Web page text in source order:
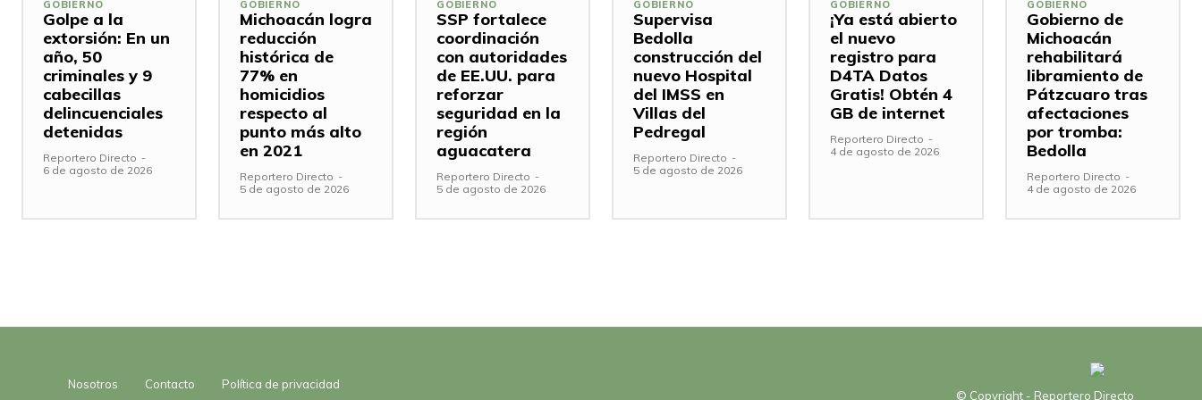
GOBIERNO
Golpe a la
extorsión: En un
año, 50
criminales y 9
cabecillas
delincuenciales
detenidas
Reportero Directo -
6 de agosto de 2026
GOBIERNO
Michoacán logra
reducción
histórica de
77% en
homicidios
respecto al
punto más alto
en 2021
Reportero Directo -
5 de agosto de 2026
GOBIERNO
SSP fortalece
coordinación
con autoridades
de EE.UU. para
reforzar
seguridad en la
región
aguacatera
Reportero Directo -
5 de agosto de 2026
GOBIERNO
Supervisa
Bedolla
construcción del
nuevo Hospital
del IMSS en
Villas del
Pedregal
Reportero Directo -
5 de agosto de 2026
GOBIERNO
¡Ya está abierto
el nuevo
registro para
D4TA Datos
Gratis! Obtén 4
GB de internet
Reportero Directo -
4 de agosto de 2026
GOBIERNO
Gobierno de
Michoacán
rehabilitará
libramiento de
Pátzcuaro tras
afectaciones
por tromba:
Bedolla
Reportero Directo -
4 de agosto de 2026
Nosotros Contacto
Política de privacidad
© Copyright - Reportero Directo